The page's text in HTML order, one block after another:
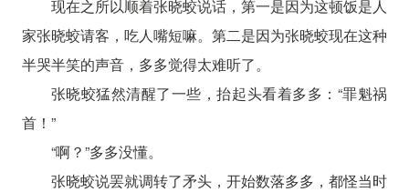
现在之所以顺着张晓蛟说话，第一是因为这顿饭是人
家张晓蛟请客，吃人嘴短嘛。第二是因为张晓蛟现在这种
半哭半笑的声音，多多觉得太难听了。
张晓蛟猛然清醒了一些，抬起头看着多多：“罪魁祸
首！”
“啊？”多多没懂。
张晓蛟说罢就调转了矛头，开始数落多多，都怪当时